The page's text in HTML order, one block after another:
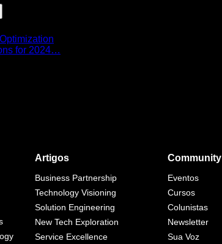
for 2024…
Artigos
Business Partnership
Technology Visioning
Solution Engineering
New Tech Exploration
Service Excellence
Community
Eventos
Cursos
Colunistas
Newsletter
Sua Voz